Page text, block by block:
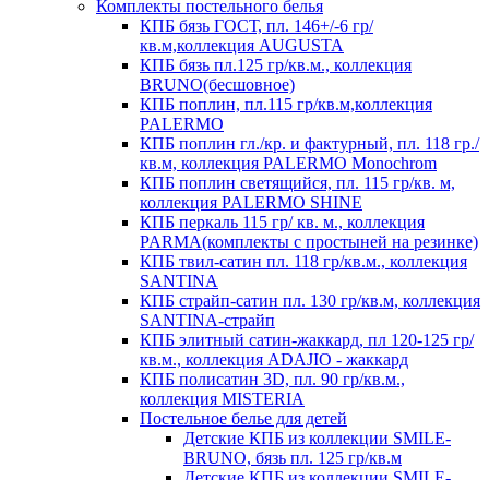
Комплекты постельного белья
КПБ бязь ГОСТ, пл. 146+/-6 гр/
кв.м,коллекция AUGUSTA
КПБ бязь пл.125 гр/кв.м., коллекция
BRUNO(бесшовное)
КПБ поплин, пл.115 гр/кв.м,коллекция
PALERMO
КПБ поплин гл./кр. и фактурный, пл. 118 гр./
кв.м, коллекция PALERMO Monochrom
КПБ поплин светящийся, пл. 115 гр/кв. м,
коллекция PALERMO SHINE
КПБ перкаль 115 гр/ кв. м., коллекция
PARMA(комплекты с простыней на резинке)
КПБ твил-сатин пл. 118 гр/кв.м., коллекция
SANTINA
КПБ страйп-сатин пл. 130 гр/кв.м, коллекция
SANTINA-страйп
КПБ элитный сатин-жаккард, пл 120-125 гр/
кв.м., коллекция ADAJIO - жаккард
КПБ полисатин 3D, пл. 90 гр/кв.м.,
коллекция MISTERIA
Постельное белье для детей
Детские КПБ из коллекции SMILE-
BRUNO, бязь пл. 125 гр/кв.м